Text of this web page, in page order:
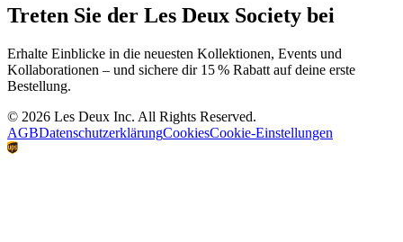
Treten Sie der Les Deux Society bei
Erhalte Einblicke in die neuesten Kollektionen, Events und
Kollaborationen – und sichere dir 15 % Rabatt auf deine erste
Bestellung.
© 2026 Les Deux Inc. All Rights Reserved.
AGBDatenschutzerklärungCookiesCookie-Einstellungen